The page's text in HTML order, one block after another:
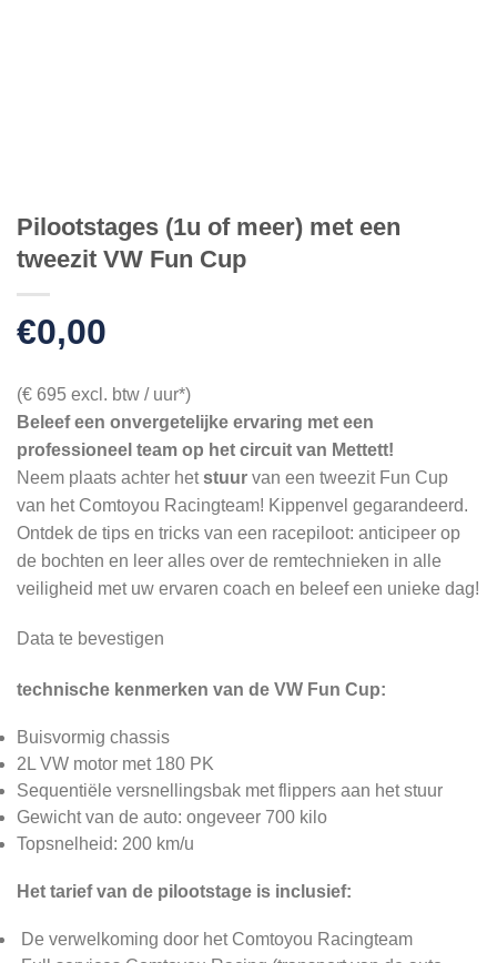
Pilootstages (1u of meer) met een
tweezit VW Fun Cup
€0,00
(€ 695 excl. btw / uur*)
Beleef een onvergetelijke ervaring met een
professioneel team op het circuit van Mettett!
Neem plaats achter hetstuur van een tweezit Fun Cup
van het Comtoyou Racingteam! Kippenvel gegarandeerd.
Ontdek de tips en tricks van een racepiloot: anticipeer op
de bochten en leer alles over de remtechnieken in alle
veiligheid met uw ervaren coach en beleef een unieke dag!
Data te bevestigen
technische kenmerken van de VW Fun Cup:
Buisvormig chassis
2L VW motor met 180 PK
Sequentiële versnellingsbak met flippers aan het stuur
Gewicht van de auto: ongeveer 700 kilo
Topsnelheid: 200 km/u
Het tarief van de pilootstage is inclusief:
De verwelkoming door het Comtoyou Racingteam